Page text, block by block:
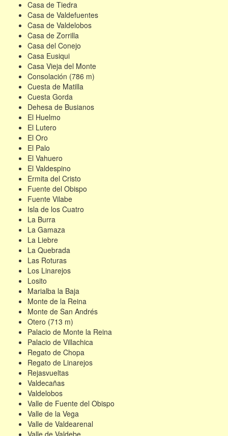
Casa de Tiedra
Casa de Valdefuentes
Casa de Valdelobos
Casa de Zorrilla
Casa del Conejo
Casa Eusiqui
Casa Vieja del Monte
Consolación (786 m)
Cuesta de Matilla
Cuesta Gorda
Dehesa de Busianos
El Huelmo
El Lutero
El Oro
El Palo
El Vahuero
El Valdespino
Ermita del Cristo
Fuente del Obispo
Fuente Vilabe
Isla de los Cuatro
La Burra
La Gamaza
La Liebre
La Quebrada
Las Roturas
Los Linarejos
Losito
Marialba la Baja
Monte de la Reina
Monte de San Andrés
Otero (713 m)
Palacio de Monte la Reina
Palacio de Villachica
Regato de Chopa
Regato de Linarejos
Rejasvueltas
Valdecañas
Valdelobos
Valle de Fuente del Obispo
Valle de la Vega
Valle de Valdearenal
Valle de Valdebe